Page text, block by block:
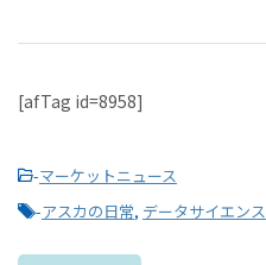
[afTag id=8958]
-マーケットニュース
-アスカの日常, データサイエンス